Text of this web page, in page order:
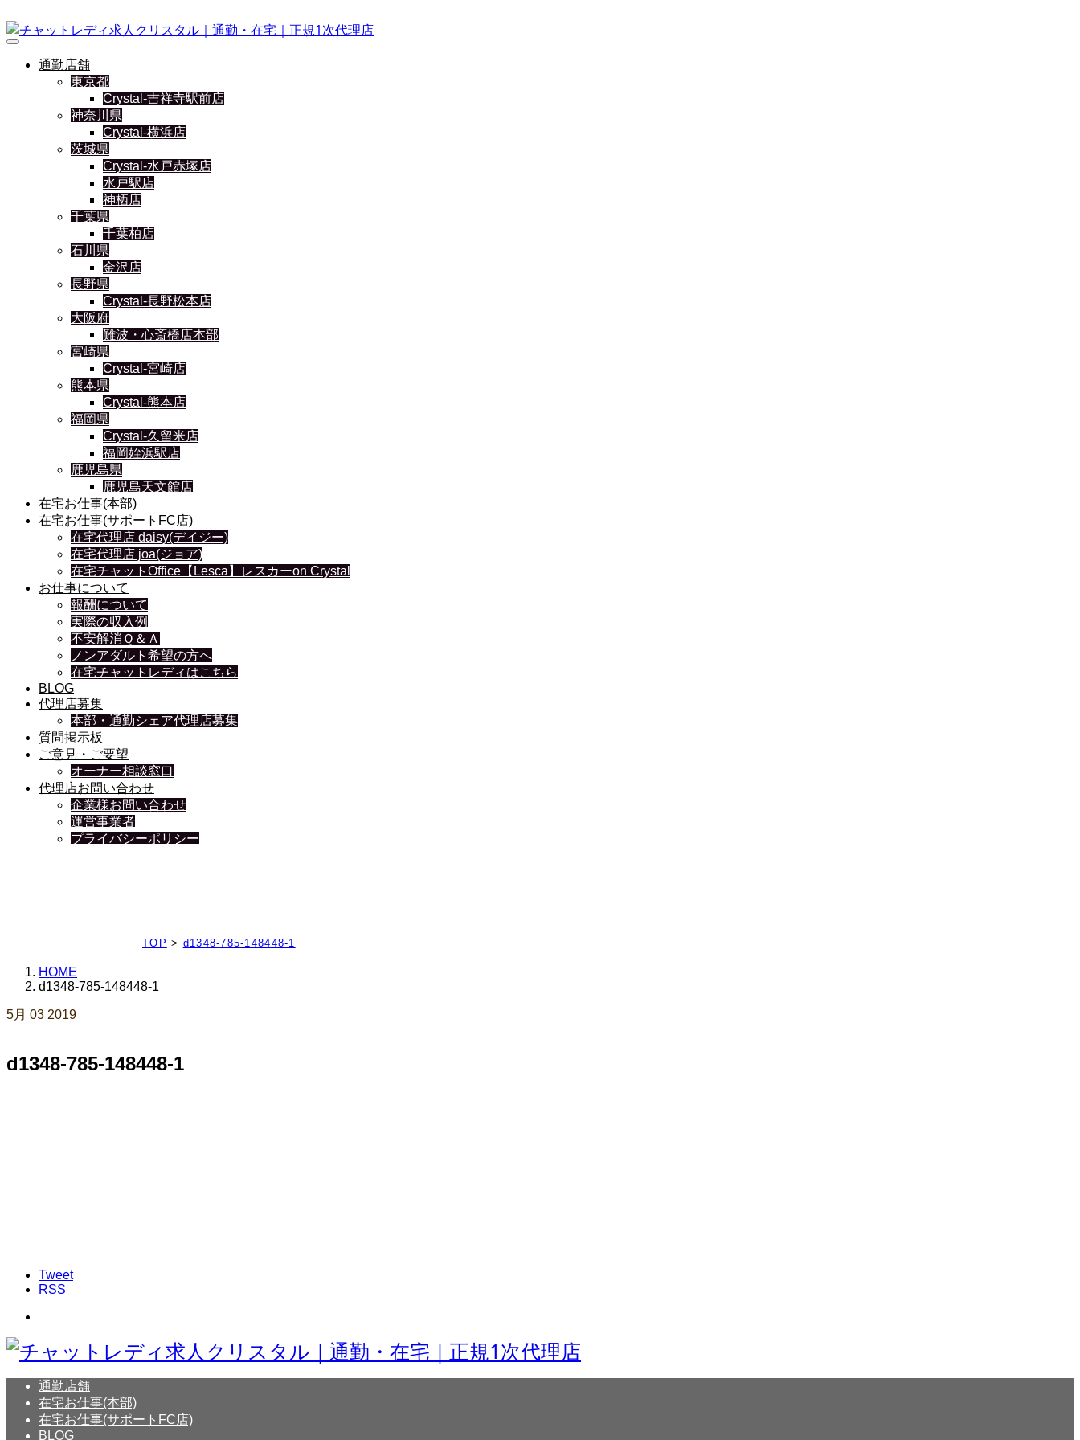
通勤店舗
東京都
Crystal-吉祥寺駅前店
神奈川県
Crystal-横浜店
茨城県
Crystal-水戸赤塚店
水戸駅店
神栖店
千葉県
千葉柏店
石川県
金沢店
長野県
Crystal-長野松本店
大阪府
難波・心斎橋店本部
宮崎県
Crystal-宮崎店
熊本県
Crystal-熊本店
福岡県
Crystal-久留米店
福岡姪浜駅店
鹿児島県
鹿児島天文館店
在宅お仕事(本部)
在宅お仕事(サポートFC店)
在宅代理店 daisy(デイジー)
在宅代理店 joa(ジョア)
在宅チャットOffice【Lesca】レスカーon Crystal
お仕事について
報酬について
実際の収入例
不安解消Ｑ＆Ａ
ノンアダルト希望の方へ
在宅チャットレディはこちら
BLOG
代理店募集
本部・通勤シェア代理店募集
質問掲示板
ご意見・ご要望
オーナー相談窓口
代理店お問い合わせ
企業様お問い合わせ
運営事業者
プライバシーポリシー
TOP > d1348-785-148448-1
HOME
d1348-785-148448-1
5月 03 2019
d1348-785-148448-1
Tweet
RSS
通勤店舗
在宅お仕事(本部)
在宅お仕事(サポートFC店)
BLOG